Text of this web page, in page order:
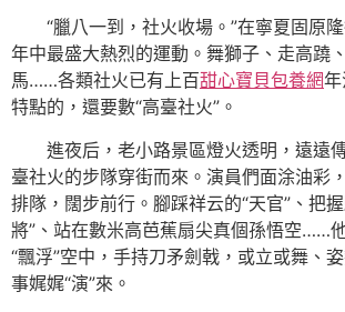
“臘八一到，社火收場。”在寧夏固原
年中最盛大熱烈的運動。舞獅子、走高蹺
馬……各類社火已有上百甜心寶貝包養網
特點的，還要數“高臺社火”。
進夜后，老小路景區燈火透明，遠遠
臺社火的步隊穿街而來。演員們面涂油彩
排隊，闊步前行。腳踩祥云的“天官”、把
將”、站在數米高芭蕉扇尖真個孫悟空……
“飄浮”空中，手持刀矛劍戟，或立或舞、
事娓娓“演”來。